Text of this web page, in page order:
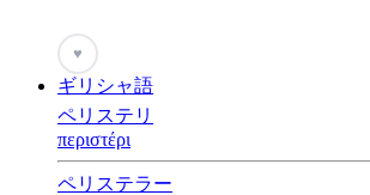
♥
ギリシャ語
ペリステリ
περιστέρι
ペリステラー